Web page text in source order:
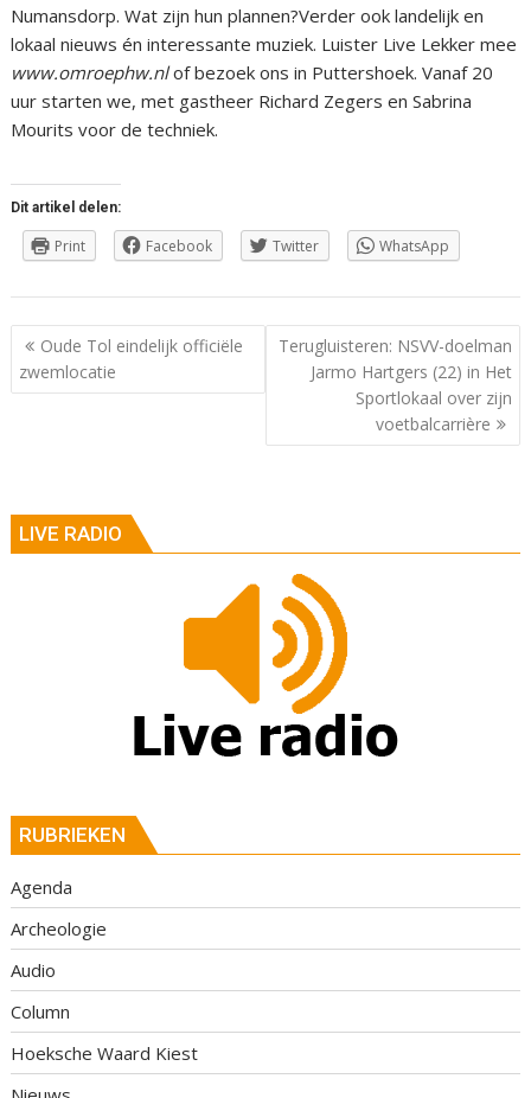
Numansdorp. Wat zijn hun plannen?Verder ook landelijk en
lokaal nieuws én interessante muziek. Luister Live Lekker mee
www.omroephw.nlof bezoek ons in Puttershoek. Vanaf 20
uur starten we, met gastheer Richard Zegers en Sabrina
Mourits voor de techniek.
Dit artikel delen:
Print Facebook Twitter WhatsApp
Berichtnavigatie
Oude Tol eindelijk officiële
zwemlocatie
Terugluisteren: NSVV-doelman
Jarmo Hartgers (22) in Het
Sportlokaal over zijn
voetbalcarrière
LIVE RADIO
RUBRIEKEN
Agenda
Archeologie
Audio
Column
Hoeksche Waard Kiest